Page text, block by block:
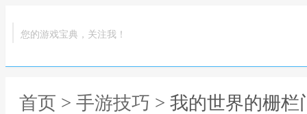
您的游戏宝典，关注我！
首页 > 手游技巧 > 我的世界的栅